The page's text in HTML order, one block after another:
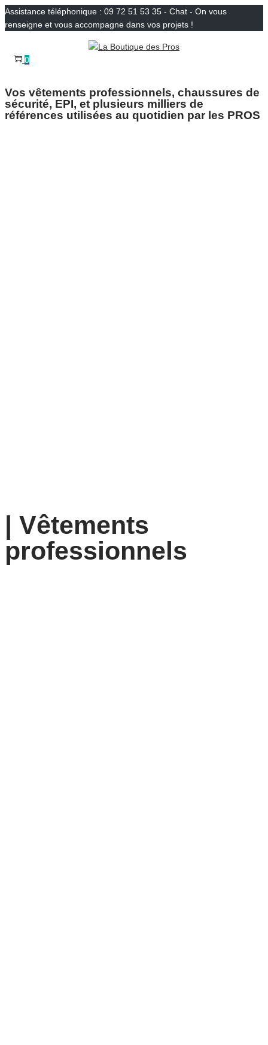
Assistance téléphonique : 09 72 51 53 35 - Chat - On vous
renseigne et vous accompagne dans vos projets !
à
navigation
au 0
Vos vêtements professionnels, chaussures de
sécurité, EPI, et plusieurs milliers de
références utilisées au quotidien par les PROS
| Vêtements
professionnels